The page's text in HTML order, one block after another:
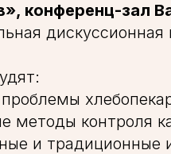
конференц-зал
методы контроля
и традиционные